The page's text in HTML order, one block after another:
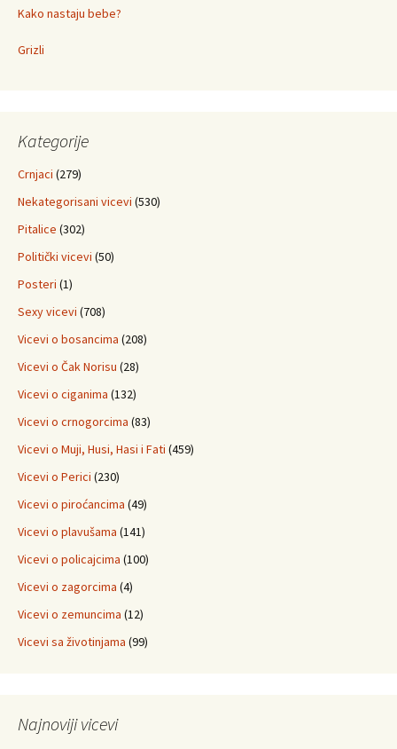
Kako nastaju bebe?
Grizli
Kategorije
Crnjaci (279)
Nekategorisani vicevi (530)
Pitalice (302)
Politički vicevi (50)
Posteri (1)
Sexy vicevi (708)
Vicevi o bosancima (208)
Vicevi o Čak Norisu (28)
Vicevi o ciganima (132)
Vicevi o crnogorcima (83)
Vicevi o Muji, Husi, Hasi i Fati (459)
Vicevi o Perici (230)
Vicevi o piroćancima (49)
Vicevi o plavušama (141)
Vicevi o policajcima (100)
Vicevi o zagorcima (4)
Vicevi o zemuncima (12)
Vicevi sa životinjama (99)
Najnoviji vicevi